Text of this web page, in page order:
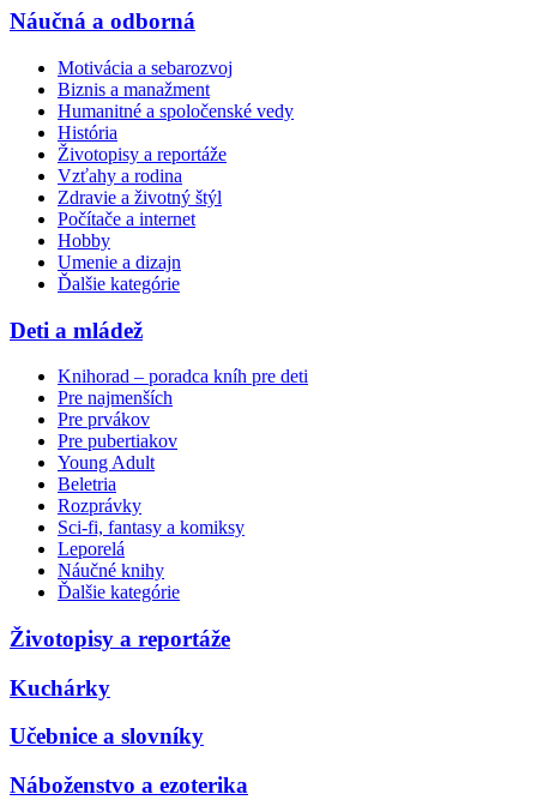
Náučná a odborná
Motivácia a sebarozvoj
Biznis a manažment
Humanitné a spoločenské vedy
História
Životopisy a reportáže
Vzťahy a rodina
Zdravie a životný štýl
Počítače a internet
Hobby
Umenie a dizajn
Ďalšie kategórie
Deti a mládež
Knihorad – poradca kníh pre deti
Pre najmenších
Pre prvákov
Pre pubertiakov
Young Adult
Beletria
Rozprávky
Sci-fi, fantasy a komiksy
Leporelá
Náučné knihy
Ďalšie kategórie
Životopisy a reportáže
Kuchárky
Učebnice a slovníky
Náboženstvo a ezoterika